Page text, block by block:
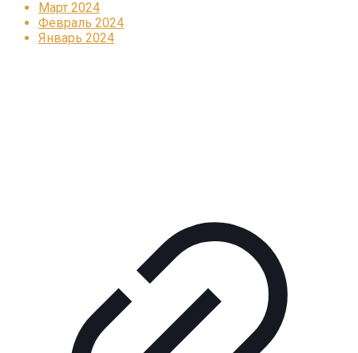
Март 2024
Февраль 2024
Январь 2024